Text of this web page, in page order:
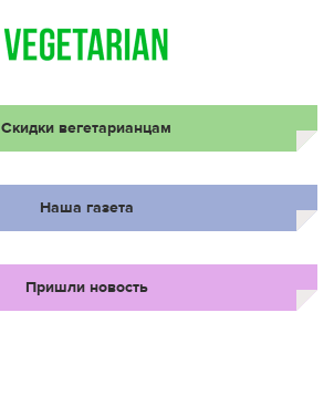
Скидки вегетарианцам
Наша газета
Пришли новость